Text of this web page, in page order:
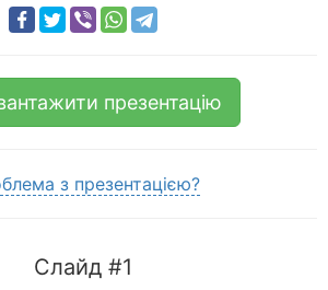
презентацію
з презентацією?
Слайд #1